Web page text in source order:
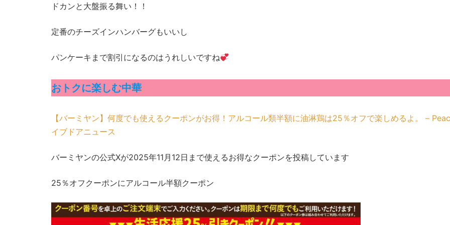
ドカンと大盤振る舞い！！
定番のチーズインハンバーグもいいし
パンケーキまで割引になるのはうれしいですね
おトクに楽しむ中華
【バーミヤン】何度でも使えるクーポンがお得！アルコール類半額に油淋鶏は25％オフで楽しめるよ。 –
イブドアニュース
バーミヤンの公式Xが2025年11月12日まで使えるお得なクーポンを投稿しています
25％オフクーポンにアルコール半額クーポン